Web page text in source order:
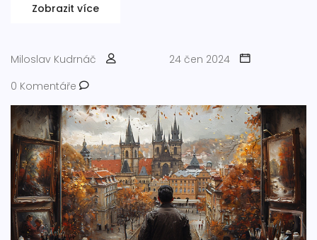
Zobrazit více
Miloslav Kudrnáč
24 čen 2024
0 Komentáře